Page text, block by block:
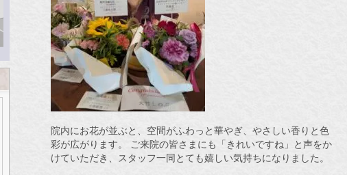
院内にお花が並ぶと、空間がふわっと華やぎ、やさしい香りと色
彩が広がります。 ご来院の皆さまにも「きれいですね」と声をか
けていただき、スタッフ一同とても嬉しい気持ちになりました。